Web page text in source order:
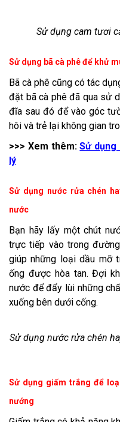
Sử dụng cam tươi
Sử dụng bã cà phê để khử
Bã cà phê cũng có tác
đặt bã cà phê đã qua sử
đĩa sau đó để vào góc
hôi và trẻ lại không gian
>>> Xem thêm:Sử
lý
Sử dụng nước rửa chén
nước
Bạn hãy lấy một chút
trực tiếp vào trong
giúp những loại dầu mỡ
ống được hòa tan. Đợi
nước để đẩy lùi những
xuống bên dưới cống.
Sử dụng nước rửa chén
Sử dụng giấm trắng để
nướng